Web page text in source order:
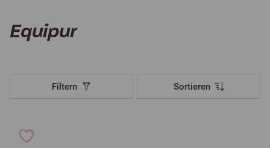
Equipur
Filtern Sortieren